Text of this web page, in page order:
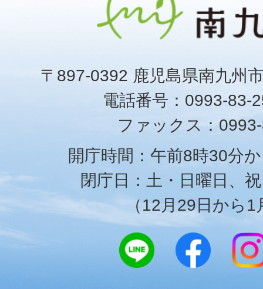
〒897-0392 鹿児島県南九州
電話番号：0993-83-
ファックス：
開庁時間：午前8時30分
閉庁日：土・日曜日、
（12月29日から1